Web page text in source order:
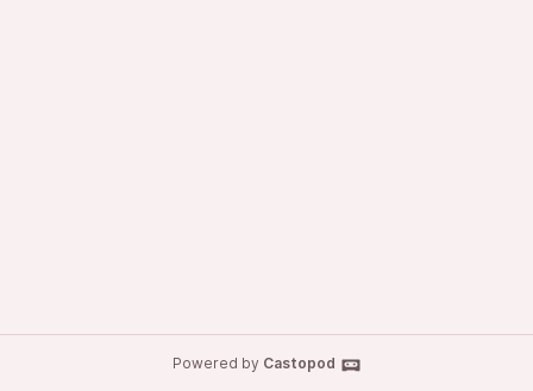
Powered by Castopod